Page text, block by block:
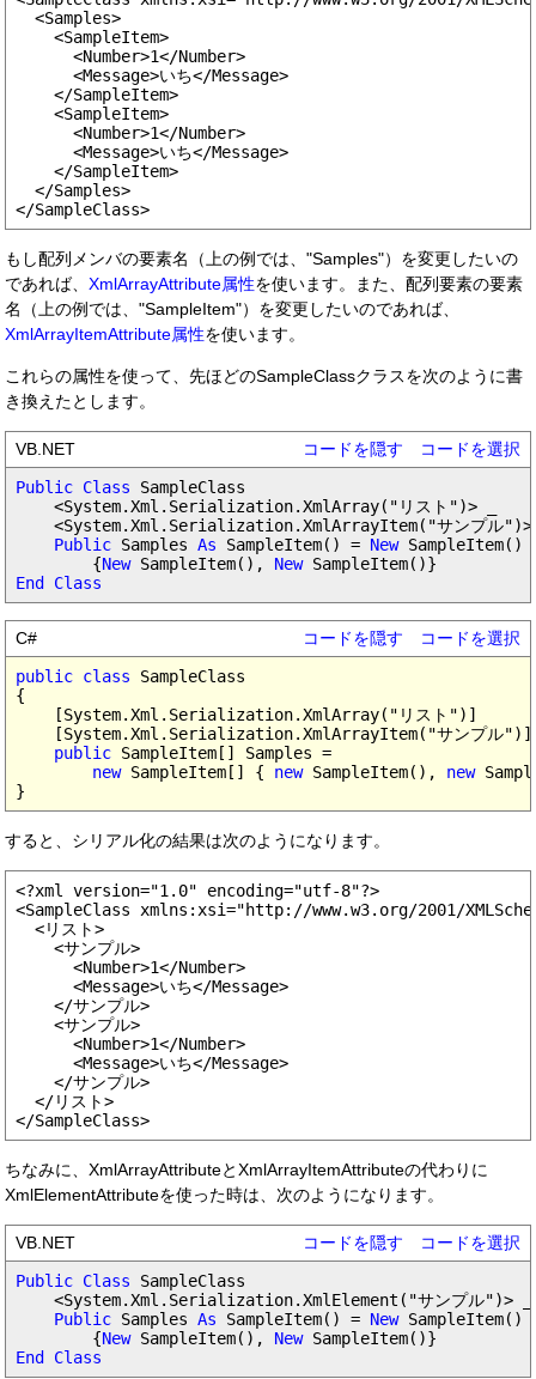
  <Samples>
    <SampleItem>
      <Number>1</Number>
      <Message>いち</Message>
    </SampleItem>
    <SampleItem>
      <Number>1</Number>
      <Message>いち</Message>
    </SampleItem>
  </Samples>
もし配列メンバの要素名（上の例では、"Samples"）を変更したいの
であれば、 XmlArrayAttribute属性を使います。また、配列要素の要素
名（上の例では、"SampleItem"）を変更したいのであれば、
XmlArrayItemAttribute属性を使います。
これらの属性を使って、先ほどのSampleClassクラスを次のように書
き換えたとします。
VB.NET コードを隠す
コードを選択
Public Class SampleClass
    <System.Xml.Serialization.XmlArray("リスト")> _
<System.Xml.Serialization.XmlArrayItem("サンプル")>
Public Samples As SampleItem() = New SampleItem()
        {
New SampleItem(), New
End Class
C# コードを隠す
コードを選択
public class SampleClass
{
    [System.Xml.Serialization.XmlArray("リスト")]
    [System.Xml.Serialization.XmlArrayItem("サンプル")]
public SampleItem[] Samples =
new SampleItem[] { new SampleItem(), new
すると、シリアル化の結果は次のようになります。
<?xml version="1.0" encoding="utf-8"?>
<SampleClass xmlns:xsi="http://www.w3.org/2001/
  <リスト>
    <サンプル>
      <Number>1</Number>
      <Message>いち</Message>
    </サンプル>
    <サンプル>
      <Number>1</Number>
      <Message>いち</Message>
    </サンプル>
  </リスト>
ちなみに、XmlArrayAttributeとXmlArrayItemAttributeの代わりに
XmlElementAttributeを使った時は、次のようになります。
VB.NET コードを隠す
コードを選択
Public Class SampleClass
    <System.Xml.Serialization.XmlElement("サンプル")> _
Public Samples As SampleItem() = New SampleItem()
        {
New SampleItem(), New
End Class